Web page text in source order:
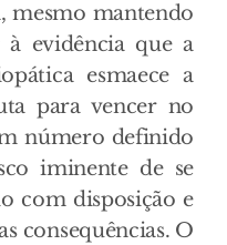
mesmo mantendo
à evidência que a
esmaece a
para vencer no
número definido
iminente de se
com disposição e
consequências. O